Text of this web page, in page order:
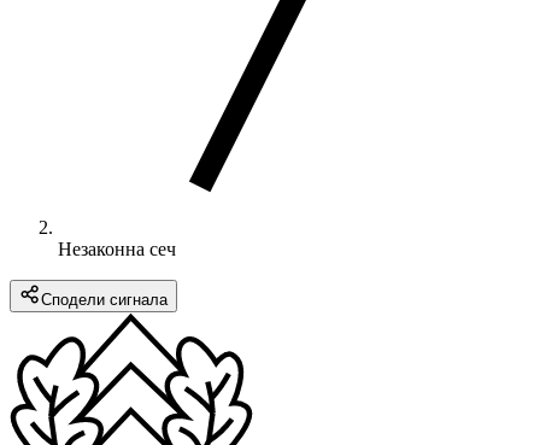
Незаконна сеч
Сподели сигнала